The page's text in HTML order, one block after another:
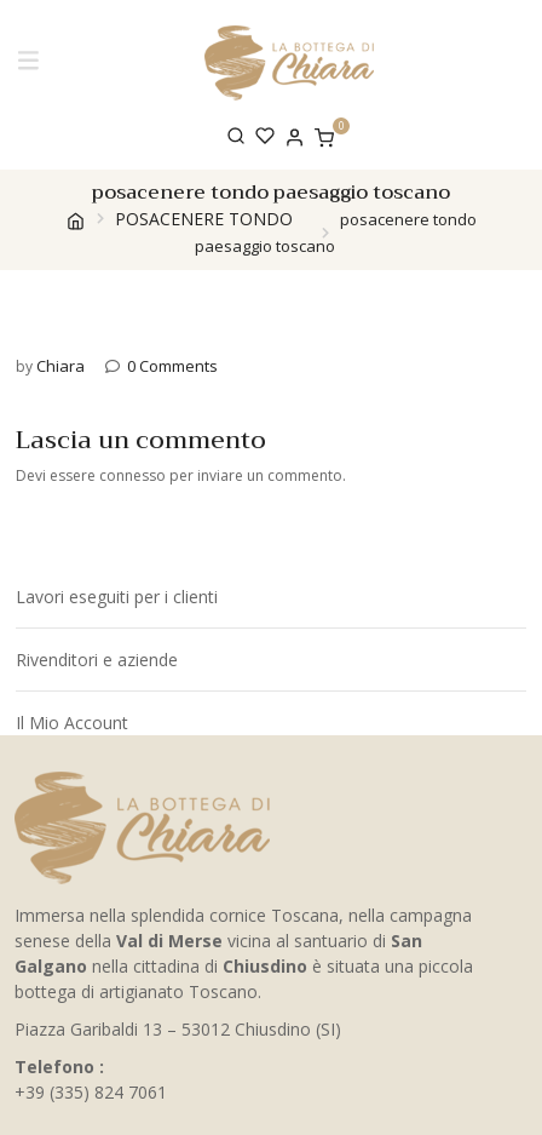
0
posacenere tondo paesaggio toscano
POSACENERE TONDO
posacenere tondo
paesaggio toscano
byChiara 0 Comments
Lascia un commento
Devi essere connesso per inviare un commento.
Lavori eseguiti per i clienti
Rivenditori e aziende
Il Mio Account
Immersa nella splendida cornice Toscana, nella campagna
senese della Val di Merse vicina al santuario di San
Galgano nella cittadina di Chiusdino è situata una piccola
bottega di artigianato Toscano.
Piazza Garibaldi 13 – 53012 Chiusdino (SI)
Telefono :
+39 (335) 824 7061